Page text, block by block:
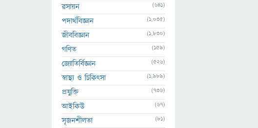
রসায়ন
(641)
পদার্থবিজ্ঞান (1,035)
জীববিজ্ঞান (1,830)
গণিত (159)
জ্যোতির্বিজ্ঞান (526)
স্বাস্থ্য ও চিকিৎসা (1,989)
প্রযুক্তি (736)
আইকিউ (67)
সৃজনশীলতা (81)